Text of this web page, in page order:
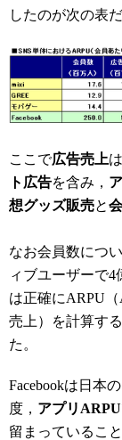
したのが次の表だ
ここで広告売上は
ト広告を含み，
想グッズ販売と
なお会員数につ
ィブユーザーで
は正確にARPU（
売上）を計算す
た。
Facebookは日本
度， アプリARPU
留まっているこ